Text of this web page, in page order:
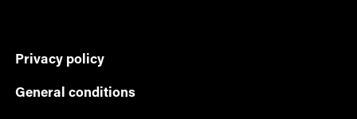
Privacy policy
General conditions